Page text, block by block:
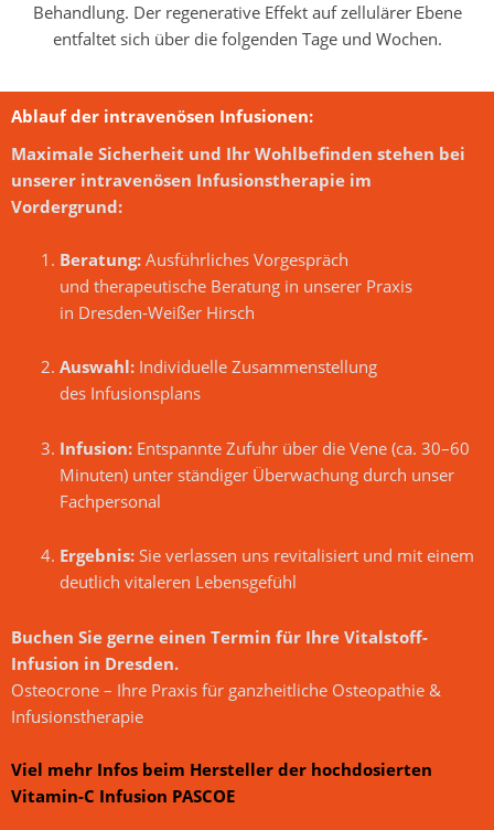
Behandlung. Der regenerative Effekt auf zellulärer Ebene
entfaltet sich über die folgenden Tage und Wochen.
Ablauf der intravenösen Infusionen:
Maximale Sicherheit und Ihr Wohlbefinden stehen bei
unserer intravenösen Infusionstherapie im
Vordergrund:
Beratung:Ausführliches Vorgespräch
und therapeutische Beratung in unserer Praxis
in Dresden-Weißer Hirsch
Auswahl: Individuelle Zusammenstellung
des Infusionsplans
Infusion:Entspannte Zufuhr über die Vene (ca. 30–60
Minuten) unter ständiger Überwachung durch unser
Fachpersonal
Ergebnis: Sie verlassen uns revitalisiert und mit einem
deutlich vitaleren Lebensgefühl
Buchen Sie gerne einen Termin für Ihre Vitalstoff-
Infusion in Dresden.
Osteocrone – Ihre Praxis für ganzheitliche Osteopathie &
Infusionstherapie
Viel mehr Infos beim Hersteller der hochdosierten
Vitamin-C Infusion PASCOE